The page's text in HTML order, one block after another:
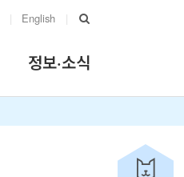
| English |
정보·소식